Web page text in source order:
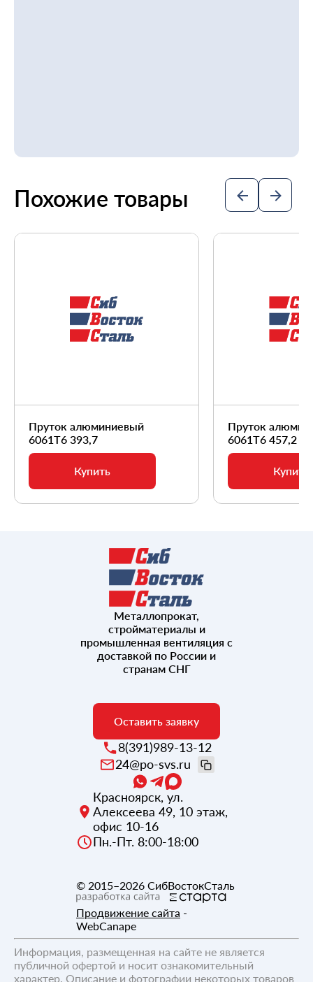
Похожие товары
Пруток алюминиевый
6061Т6 393,7
Купить
Пруток
6061Т6 457,2
Купить
Металлопрокат,
стройматериалы и
промышленная вентиляция с
доставкой по России и
странам СНГ
Оставить заявку
8(391)989-13-12
24@po-svs.ru
Красноярск, ул.
Алексеева 49, 10 этаж,
офис 10-16
Пн.-Пт. 8:00-18:00
© 2015–2026 СибВостокСталь
Продвижение сайта -
WebCanape
Информация, размещенная на сайте не является
публичной офертой и носит ознакомительный
характер. Описание и фотографии некоторых товаров